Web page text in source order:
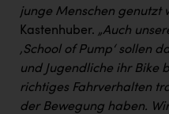
junge Menschen genutzt
Kastenhuber. „Auch
‚School of Pump‘ sollen
und Jugendliche ihr Bike
richtiges Fahrverhalten
der Bewegung haben.